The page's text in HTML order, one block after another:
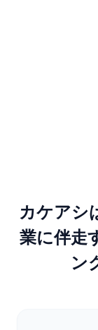
カケアシ
業に伴走
ン